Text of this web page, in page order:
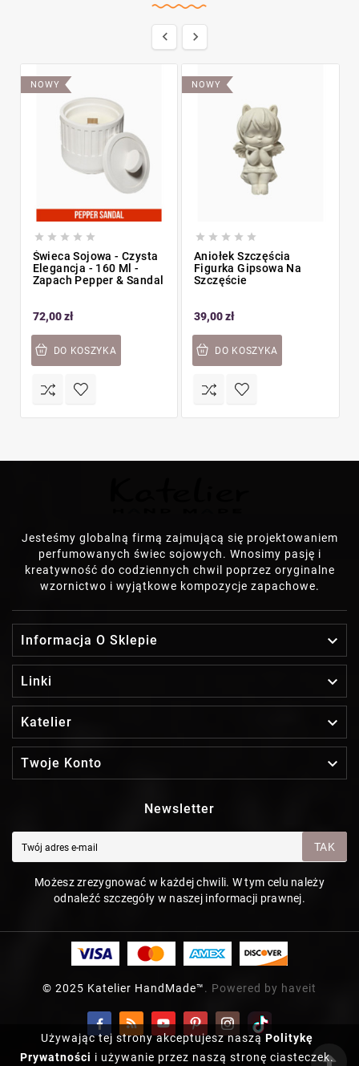
Używając tej strony akceptujesz naszą Politykę
Prywatności i używanie przez naszą stronę ciasteczek.
 
NOWY
    
Świeca Sojowa - Czysta
Elegancja - 160 Ml -
Zapach Pepper & Sandal
72,00 zł
DO KOSZYKA
NOWY
    
Aniołek Szczęścia
Figurka Gipsowa Na
Szczęście
39,00 zł
DO KOSZYKA
Jesteśmy globalną firmą zajmującą się projektowaniem
perfumowanych świec sojowych. Wnosimy pasję i
kreatywność do codziennych chwil poprzez oryginalne
wzornictwo i wyjątkowe kompozycje zapachowe.
Informacja O Sklepie 
Linki 
Katelier 
Twoje Konto 
Newsletter
TAK
Możesz zrezygnować w każdej chwili. W tym celu należy
odnaleźć szczegóły w naszej informacji prawnej.
© 2025 Katelier HandMade™. Powered by haveit